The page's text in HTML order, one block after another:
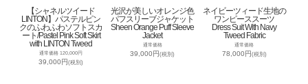
【シャネルツイード
LINTON】パステルピン
クのふわふわソフトスカ
ート/Pastel Pink Soft Skirt
with LINTON Tweed
通常価格 120,000円
39,000円(税別)
光沢が美しいオレンジ色
パフスリーブジャケット
Sheen Orange Puff Sleeve
Jacket
通常価格
39,000円(税別)
ネイビーツィード生地の
ワンピーススーツ
Dress Suit With Navy
Tweed Fabric
通常価格
78,000円(税別)